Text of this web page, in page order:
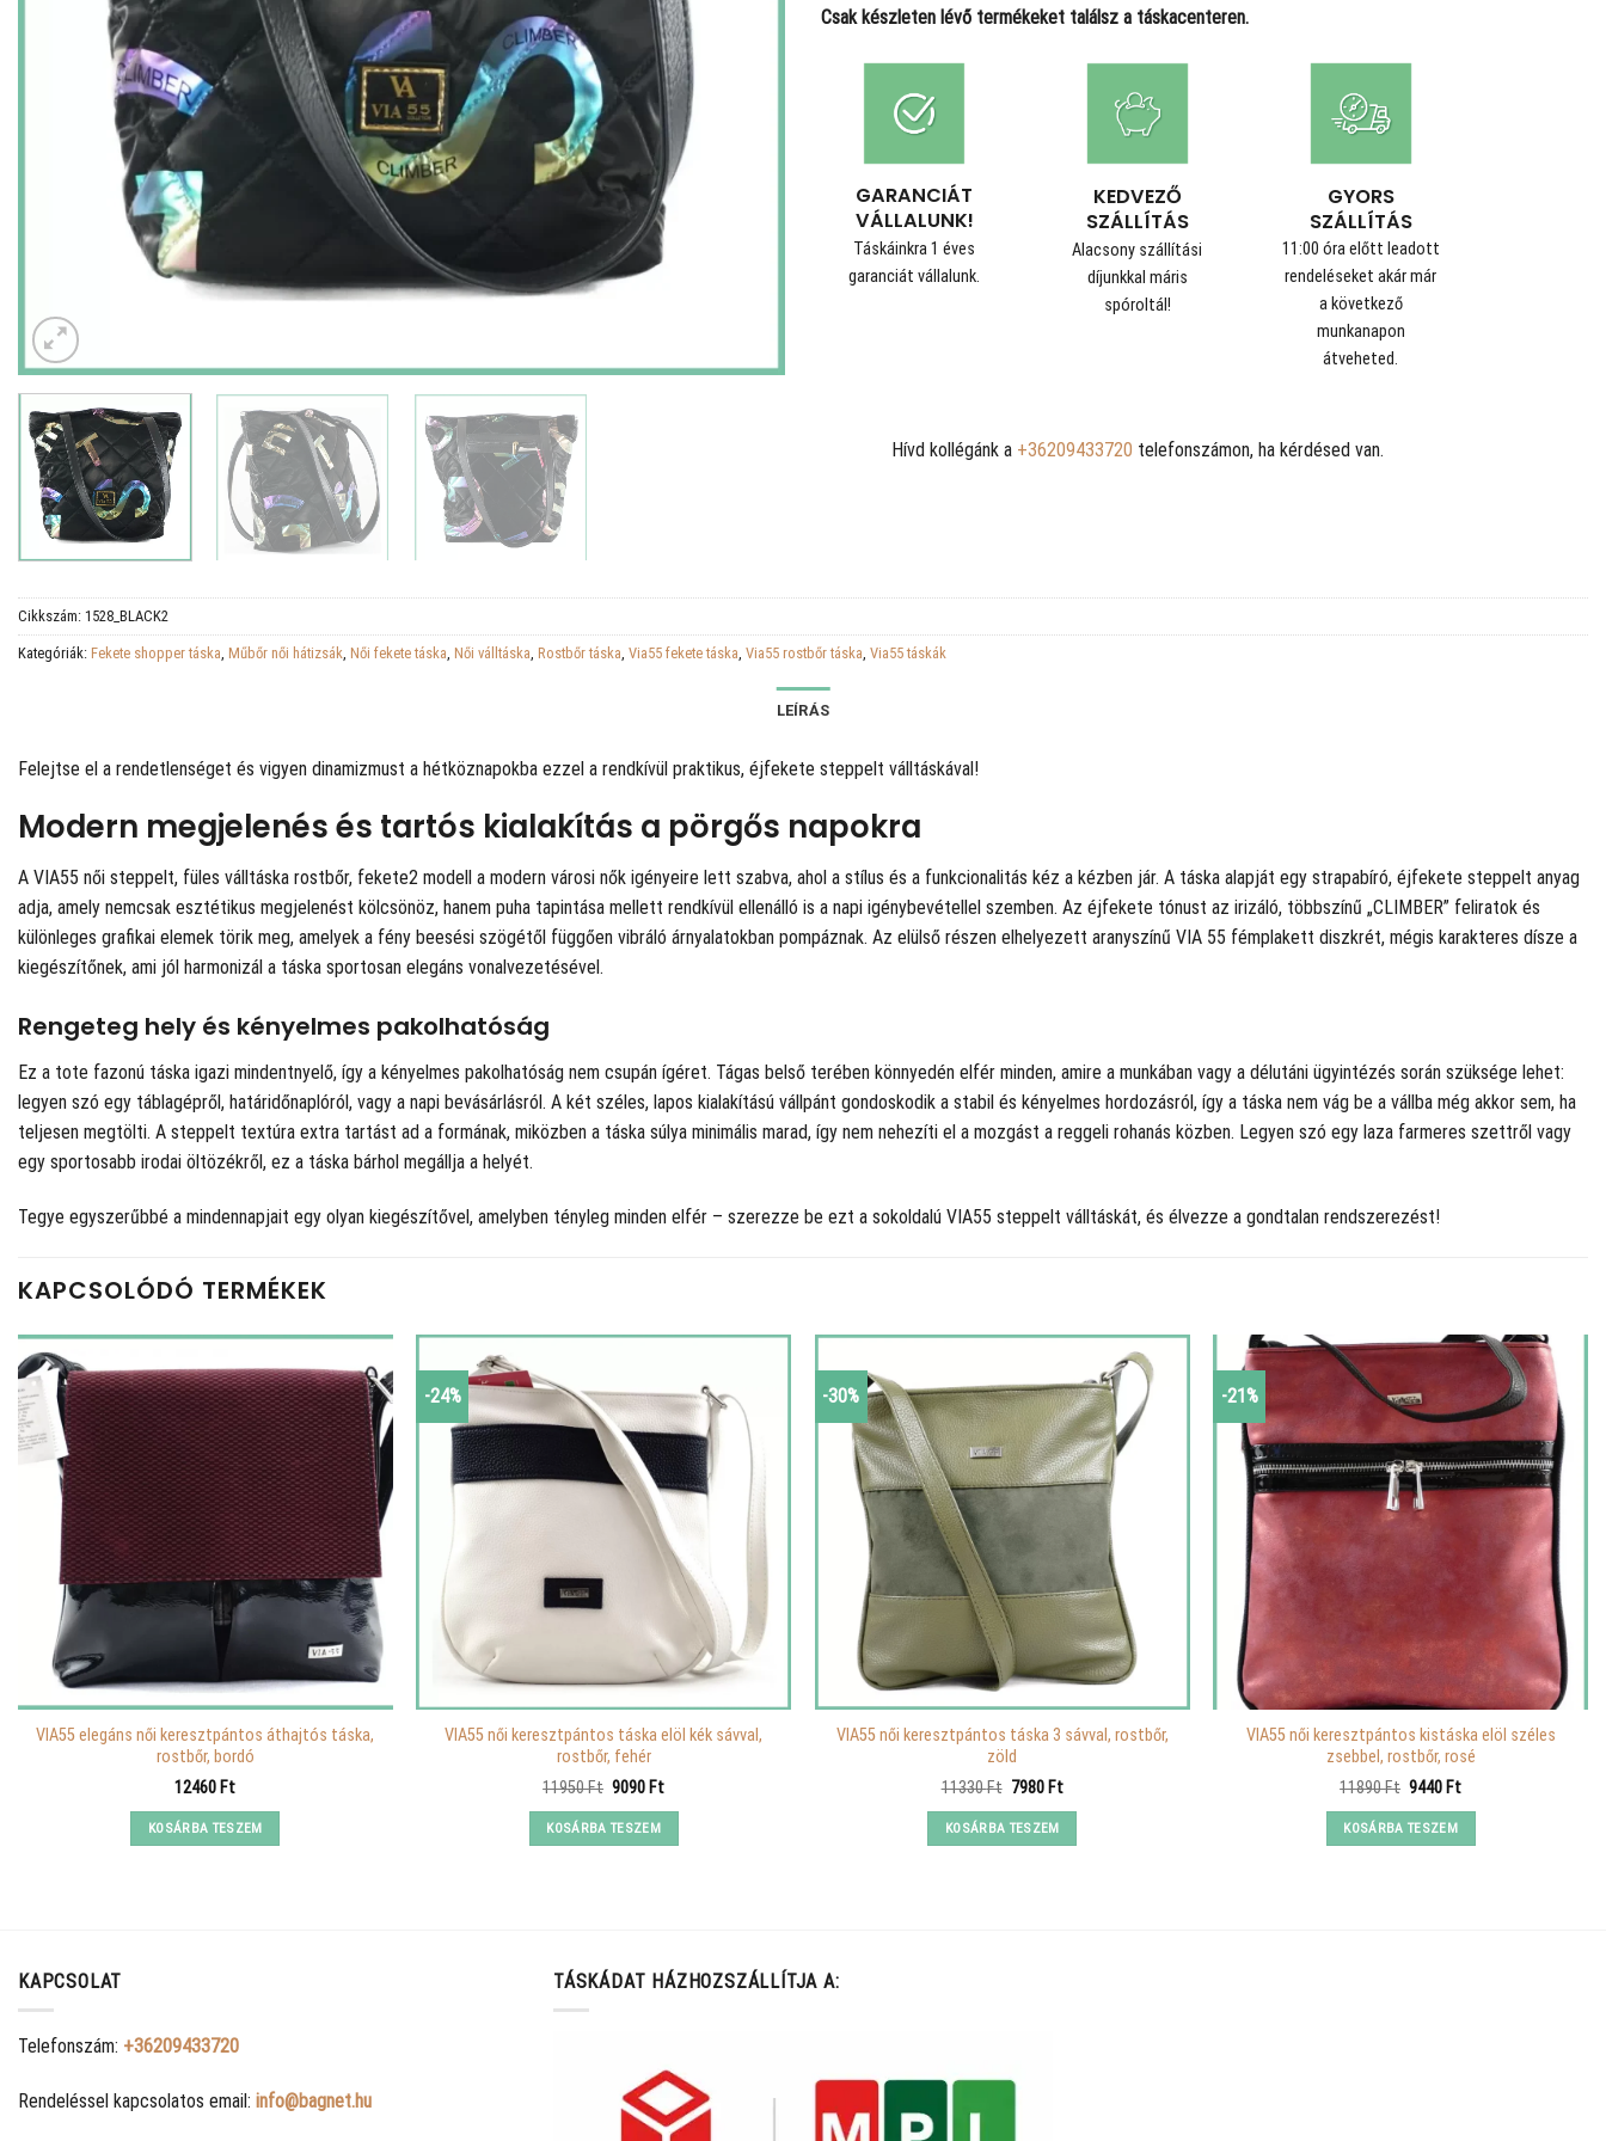
Csak készleten lévő termékeket találsz a táskacenteren.
GARANCIÁT
VÁLLALUNK!
Táskáinkra 1 éves
garanciát vállalunk.
KEDVEZŐ
SZÁLLÍTÁS
Alacsony szállítási
díjunkkal máris
spóroltál!
GYORS
SZÁLLÍTÁS
11:00 óra előtt leadott
rendeléseket akár már
a következő
munkanapon
átveheted.
Hívd kollégánk a +36209433720 telefonszámon, ha kérdésed van.
Cikkszám: 1528_BLACK2
Kategóriák: Fekete shopper táska Műbőr női hátizsák Női fekete táska Női válltáska Rostbőr táska Via55 fekete táska Via55 rostbőr táska Via55 táskák
LEÍRÁS
Felejtse el a rendetlenséget és vigyen dinamizmust a hétköznapokba ezzel a rendkívül praktikus, éjfekete steppelt válltáskával!
Modern megjelenés és tartós kialakítás a pörgős napokra
A VIA55 női steppelt, füles válltáska rostbőr, fekete2 modell a modern városi nők igényeire lett szabva, ahol a stílus és a funkcionalitás kéz a kézben jár. A táska alapját egy strapabíró, éjfekete steppelt anyag
adja, amely nemcsak esztétikus megjelenést kölcsönöz, hanem puha tapintása mellett rendkívül ellenálló is a napi igénybevétellel szemben. Az éjfekete tónust az irizáló, többszínű „CLIMBER” feliratok és
különleges grafikai elemek törik meg, amelyek a fény beesési szögétől függően vibráló árnyalatokban pompáznak. Az elülső részen elhelyezett aranyszínű VIA 55 fémplakett diszkrét, mégis karakteres dísze a
kiegészítőnek, ami jól harmonizál a táska sportosan elegáns vonalvezetésével.
Rengeteg hely és kényelmes pakolhatóság
Ez a tote fazonú táska igazi mindentnyelő, így a kényelmes pakolhatóság nem csupán ígéret. Tágas belső terében könnyedén elfér minden, amire a munkában vagy a délutáni ügyintézés során szüksége lehet:
legyen szó egy táblagépről, határidőnaplóról, vagy a napi bevásárlásról. A két széles, lapos kialakítású vállpánt gondoskodik a stabil és kényelmes hordozásról, így a táska nem vág be a vállba még akkor sem, ha
teljesen megtölti. A steppelt textúra extra tartást ad a formának, miközben a táska súlya minimális marad, így nem nehezíti el a mozgást a reggeli rohanás közben. Legyen szó egy laza farmeres szettről vagy
egy sportosabb irodai öltözékről, ez a táska bárhol megállja a helyét.
Tegye egyszerűbbé a mindennapjait egy olyan kiegészítővel, amelyben tényleg minden elfér – szerezze be ezt a sokoldalú VIA55 steppelt válltáskát, és élvezze a gondtalan rendszerezést!
KAPCSOLÓDÓ TERMÉKEK
VIA55 elegáns női keresztpántos áthajtós táska,
rostbőr, bordó
12460 Ft
KOSÁRBA TESZEM
-24%
VIA55 női keresztpántos táska elöl kék sávval,
rostbőr, fehér
11950Ft Original
was:
11950 Ft.
9090 FtCurrent
KOSÁRBA TESZEM
-30%
VIA55 női keresztpántos táska 3 sávval, rostbőr,
zöld
11330Ft Original
was:
11330 Ft.
7980 FtCurrent
KOSÁRBA TESZEM
-21%
VIA55 női keresztpántos kistáska elöl széles
zsebbel, rostbőr, rosé
11890Ft Original
was:
11890 Ft.
9440 FtCurrent
KOSÁRBA TESZEM
KAPCSOLAT
Telefonszám: +36209433720
Rendeléssel kapcsolatos email: info@bagnet.hu
TÁSKÁDAT HÁZHOZSZÁLLÍTJA A: